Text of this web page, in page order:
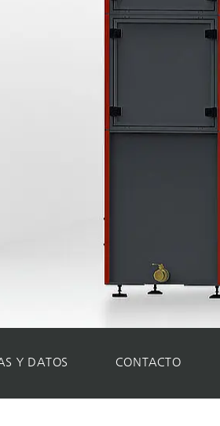
Y DATOS CONTACTO